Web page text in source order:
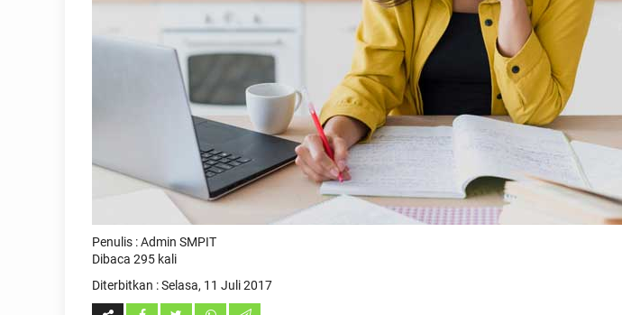
Penulis : Admin SMPIT
Dibaca 295 kali
Diterbitkan :Selasa, 11 Juli 2017